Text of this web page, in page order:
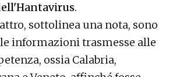
.
sottolinea una nota, sono
informazioni trasmesse alle
ossia Calabria,